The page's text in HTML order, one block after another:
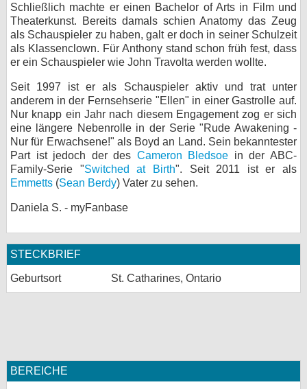
Schließlich machte er einen Bachelor of Arts in Film und
Theaterkunst. Bereits damals schien Anatomy das Zeug
als Schauspieler zu haben, galt er doch in seiner Schulzeit
als Klassenclown. Für Anthony stand schon früh fest, dass
er ein Schauspieler wie John Travolta werden wollte.
Seit 1997 ist er als Schauspieler aktiv und trat unter
anderem in der Fernsehserie "Ellen" in einer Gastrolle auf.
Nur knapp ein Jahr nach diesem Engagement zog er sich
eine längere Nebenrolle in der Serie "Rude Awakening -
Nur für Erwachsene!" als Boyd an Land. Sein bekanntester
Part ist jedoch der des Cameron Bledsoe in der ABC-
Family-Serie "Switched at Birth". Seit 2011 ist er als
Emmetts (Sean Berdy) Vater zu sehen.
Daniela S. - myFanbase
STECKBRIEF
Geburtsort St. Catharines, Ontario
BEREICHE
Kontakt
Nutzungsbedingungen
Datenschutz
Cookie-Einstellungen
Impressum
Desktop-Ansicht